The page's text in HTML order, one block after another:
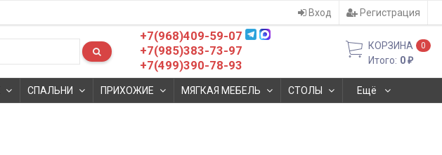
Вход Регистрация
+7(968)409-59-07
+7(985)383-73-97
+7(499)390-78-93
КОРЗИНА 0
Итого: 0₽
СПАЛЬНИ ПРИХОЖИЕ МЯГКАЯ МЕБЕЛЬ СТОЛЫ Ещё